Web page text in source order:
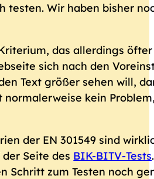
testen. Wir haben bisher
das allerdings
sich nach den
Text größer sehen will,
normalerweise kein
der EN 301549 sind
Seite des BIK-BITV-Tests
Schritt zum Testen noch